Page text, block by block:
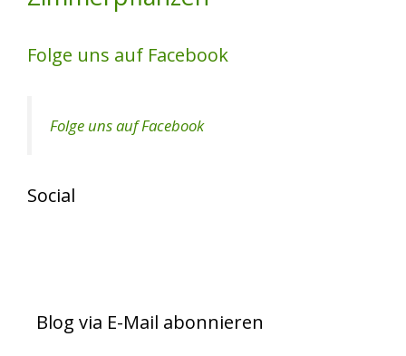
Folge uns auf Facebook
Folge uns auf Facebook
Social
Facebook
Instagram
Blog via E-Mail abonnieren